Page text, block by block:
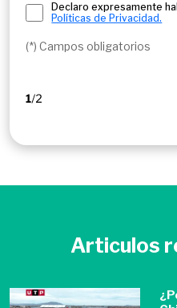
Declaro expresamente
Políticas de Privacidad.
(*) Campos obligatorios
Articulos